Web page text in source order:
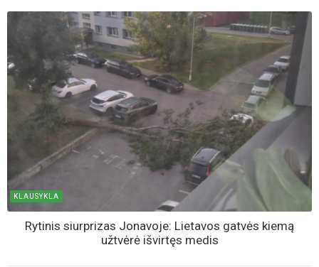
KLAUSYKLA
Rytinis siurprizas Jonavoje: Lietavos gatvės kiemą
užtvėrė išvirtęs medis